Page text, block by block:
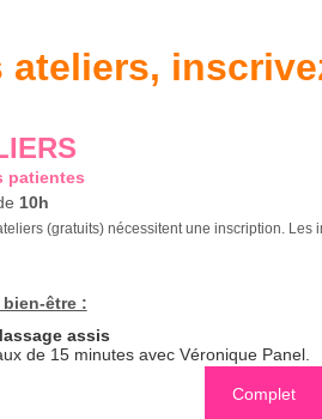
ateliers,
patientes
10h
(gratuits) nécessitent une inscription. Les
être :
assis
de 15 minutes avec Véronique Panel.
Complet